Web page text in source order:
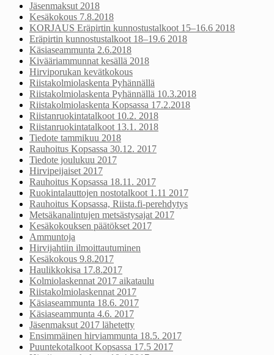
Jäsenmaksut 2018
Kesäkokous 7.8.2018
KORJAUS Eräpirtin kunnostustalkoot 15–16.6 2018
Eräpirtin kunnostustalkoot 18–19.6 2018
Käsiaseammunta 2.6.2018
Kivääriammunnat kesällä 2018
Hirviporukan kevätkokous
Riistakolmiolaskenta Pyhännällä
Riistakolmiolaskenta Pyhännällä 10.3.2018
Riistakolmiolaskenta Kopsassa 17.2.2018
Riistanruokintatalkoot 10.2. 2018
Riistanruokintatalkoot 13.1. 2018
Tiedote tammikuu 2018
Rauhoitus Kopsassa 30.12. 2017
Tiedote joulukuu 2017
Hirvipeijaiset 2017
Rauhoitus Kopsassa 18.11. 2017
Ruokintalauttojen nostotalkoot 1.11 2017
Rauhoitus Kopsassa, Riista.fi-perehdytys
Metsäkanalintujen metsästysajat 2017
Kesäkokouksen päätökset 2017
Ammuntoja
Hirvijahtiin ilmoittautuminen
Kesäkokous 9.8.2017
Haulikkokisa 17.8.2017
Kolmiolaskennat 2017 aikataulu
Riistakolmiolaskennat 2017
Käsiaseammunta 18.6. 2017
Käsiaseammunta 4.6. 2017
Jäsenmaksut 2017 lähetetty
Ensimmäinen hirviammunta 18.5. 2017
Puuntekotalkoot Kopsassa 17.5 2017